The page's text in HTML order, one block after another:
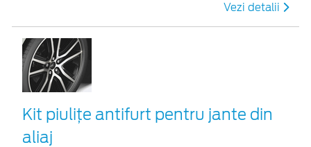
Vezi detalii
Kit piuliţe antifurt pentru jante din
aliaj